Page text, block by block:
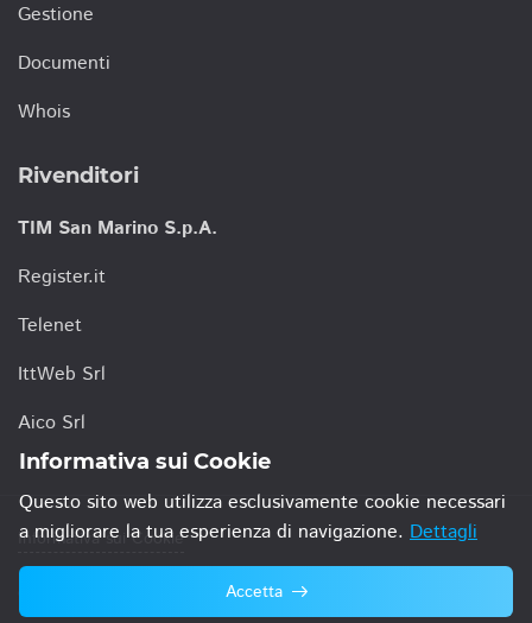
Gestione
Documenti
Whois
Rivenditori
TIM San Marino S.p.A.
Register.it
Telenet
IttWeb Srl
Aico Srl
Informativa sui Cookie
© 2021 TIM San Marino S.p.A.
Informativa sui Cookie
Questo sito web utilizza esclusivamente cookie necessari
a migliorare la tua esperienza di navigazione. Dettagli
Accetta